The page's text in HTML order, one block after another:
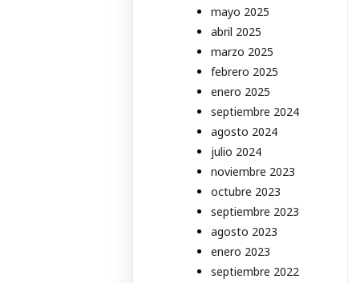
mayo 2025
abril 2025
marzo 2025
febrero 2025
enero 2025
septiembre 2024
agosto 2024
julio 2024
noviembre 2023
octubre 2023
septiembre 2023
agosto 2023
enero 2023
septiembre 2022